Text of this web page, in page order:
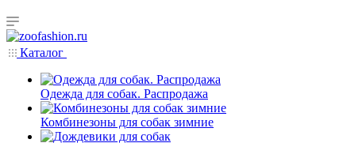
Каталог
Одежда для собак. Распродажа
Комбинезоны для собак зимние